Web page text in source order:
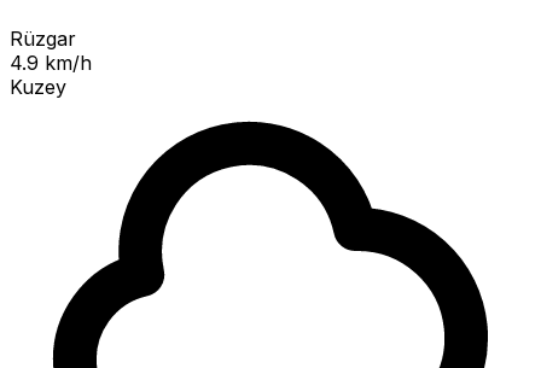
Rüzgar
4.9 km/h
Kuzey